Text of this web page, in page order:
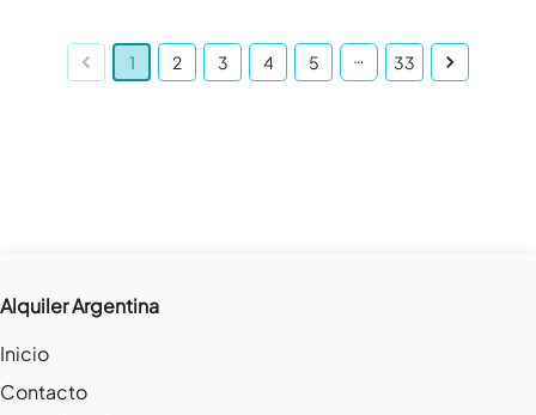
1 2 3 4 5 … 33
Alquiler Argentina
Inicio
Contacto